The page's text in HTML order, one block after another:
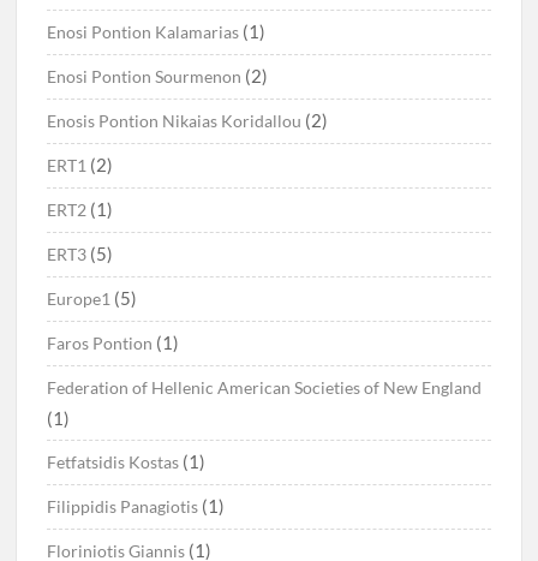
Enosi Pontion Kalamarias (1)
Enosi Pontion Sourmenon (2)
Enosis Pontion Nikaias Koridallou (2)
ERT1 (2)
ERT2 (1)
ERT3 (5)
Europe1 (5)
Faros Pontion (1)
Federation of Hellenic American Societies of New England
(1)
Fetfatsidis Kostas (1)
Filippidis Panagiotis (1)
Floriniotis Giannis (1)